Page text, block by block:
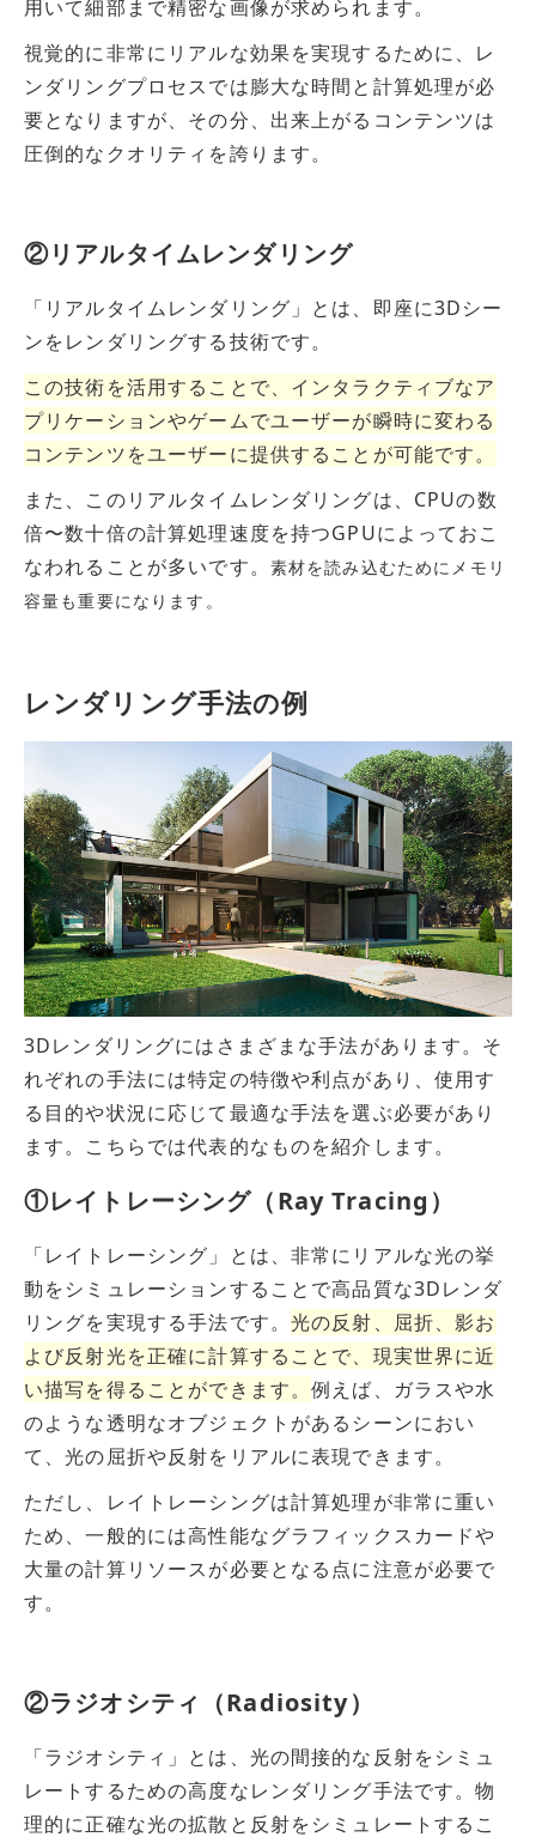
用いて細部まで精密な画像が求められます。
視覚的に非常にリアルな効果を実現するために、レ
ンダリングプロセスでは膨大な時間と計算処理が必
要となりますが、その分、出来上がるコンテンツは
圧倒的なクオリティを誇ります。
②リアルタイムレンダリング
「リアルタイムレンダリング」とは、即座に3Dシー
ンをレンダリングする技術です。
この技術を活用することで、インタラクティブなア
プリケーションやゲームでユーザーが瞬時に変わる
コンテンツをユーザーに提供することが可能です。
また、 このリアルタイムレンダリングは、CPUの数
倍〜数十倍の計算処理速度を持つGPUによっておこ
なわれることが多いです。 素材を読み込むためにメモリ
容量も重要になります。
レンダリング手法の例
3Dレンダリングにはさまざまな手法があります。そ
れぞれの手法には特定の特徴や利点があり、使用す
る目的や状況に応じて最適な手法を選ぶ必要があり
ます。こちらでは代表的なものを紹介します。
①レイトレーシング（Ray Tracing）
「レイトレーシング」とは、非常にリアルな光の挙
動をシミュレーションすることで高品質な3Dレンダ
リングを実現する手法です。 光の反射、屈折、影お
よび反射光を正確に計算することで、現実世界に近
い描写を得ることができます。例えば、ガラスや水
のような透明なオブジェクトがあるシーンにおい
て、光の屈折や反射をリアルに表現できます。
ただし、レイトレーシングは計算処理が非常に重い
ため、一般的には高性能なグラフィックスカードや
大量の計算リソースが必要となる点に注意が必要で
す。
②ラジオシティ（Radiosity）
「ラジオシティ」とは、光の間接的な反射をシミュ
レートするための高度なレンダリング手法です。物
理的に正確な光の拡散と反射をシミュレートするこ